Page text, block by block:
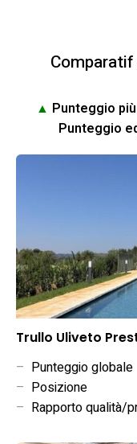
▲ Punteggio
Punteggio
Trullo Uliveto
– Punteggio globale
– Posizione
– Rapporto qualità/